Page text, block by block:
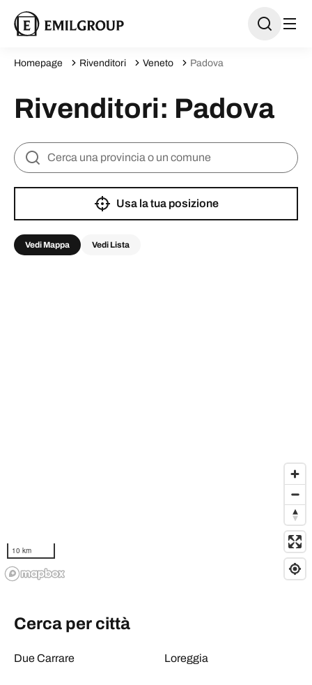
Homepage Rivenditori Veneto Padova
Rivenditori: Padova
Usa la tua posizione
Vedi Mappa Vedi Lista
10 km
Cerca per città
Due Carrare Loreggia